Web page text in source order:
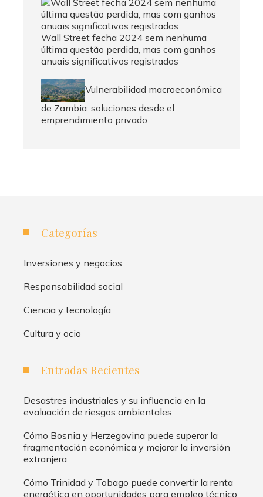
Wall Street fecha 2024 sem nenhuma
última questão perdida, mas com ganhos
anuais significativos registrados
Vulnerabilidad macroeconómica
de Zambia: soluciones desde el
emprendimiento privado
Categorías
Inversiones y negocios
Responsabilidad social
Ciencia y tecnología
Cultura y ocio
Entradas Recientes
Desastres industriales y su influencia en la
evaluación de riesgos ambientales
Cómo Bosnia y Herzegovina puede superar la
fragmentación económica y mejorar la inversión
extranjera
Cómo Trinidad y Tobago puede convertir la renta
energética en oportunidades para empleo técnico